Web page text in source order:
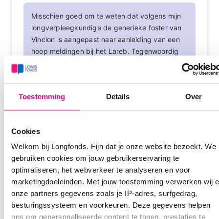
Toestemming Details Over
Cookies
Welkom bij Longfonds. Fijn dat je onze website bezoekt. We
gebruiken cookies om jouw gebruikerservaring te
optimaliseren, het webverkeer te analyseren en voor
marketingdoeleinden. Met jouw toestemming verwerken wij
onze partners gegevens zoals je IP-adres, surfgedrag,
besturingssysteem en voorkeuren. Deze gegevens helpen
ons om gepersonaliseerde content te tonen, prestaties te
Misschien goed om te weten dat volgens mijn
longverpleegkundige de generieke foster van
Vincion is aangepast naar aanleiding van een
hoop meldingen bij het Lareb. Tegenwoordig
informatie.
Login
john-64 23-03-2026 om 12:55 uur
Wat ik nog steeds niet begrijp, is dat er besloten is
dat longpatiënten niet meer zo van merk mogen